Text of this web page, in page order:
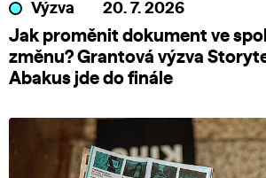
Výzva 20. 7. 2026
Jak proměnit dokument ve
změnu? Grantová výzva
Abakus jde do finále